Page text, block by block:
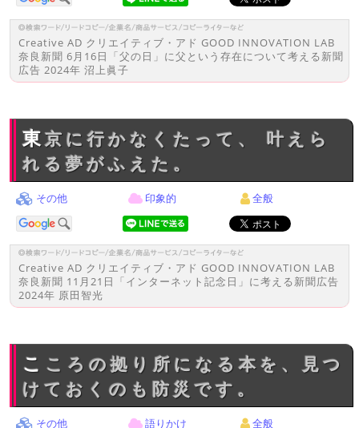
Creative AD クリエイティブ・アド GOOD INNOVATION LAB
奈良新聞 6月16日「父の日」に父という存在について考える新聞
広告 2024年 沼上眞子
東京に行かなくたって、 叶えら
れる夢がふえた。
その他 印象的 全般
Creative AD クリエイティブ・アド GOOD INNOVATION LAB
奈良新聞 11月21日「インターネット記念日」に考える新聞広告
2024年 原田智光
こころの拠り所になる本を、見つ
けておくのも防災です。
その他 語りかけ 全般